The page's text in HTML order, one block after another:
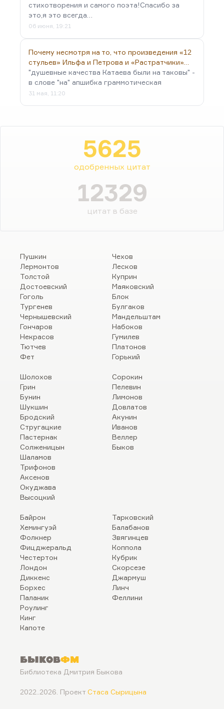
стихотворения и самого поэта!Спасибо за
это,я это всегда…
06 июня, 19:21
Почему несмотря на то, что произведения «12
стульев» Ильфа и Петрова и «Растратчики»…
"душевные качества Катаева были на таковы" -
в слове "на" апшибка граммотическая
31 мая, 11:20
5625
одобренных цитат
12329
цитат в базе
Пушкин
Лермонтов
Толстой
Достоевский
Гоголь
Тургенев
Чернышевский
Гончаров
Некрасов
Тютчев
Фет
Чехов
Лесков
Куприн
Маяковский
Блок
Булгаков
Мандельштам
Набоков
Гумилев
Платонов
Горький
Шолохов
Грин
Бунин
Шукшин
Бродский
Стругацкие
Пастернак
Солженицын
Шаламов
Трифонов
Аксенов
Окуджава
Высоцкий
Сорокин
Пелевин
Лимонов
Довлатов
Акунин
Иванов
Веллер
Быков
Байрон
Хемингуэй
Фолкнер
Фицджеральд
Честертон
Лондон
Диккенс
Борхес
Паланик
Роулинг
Кинг
Капоте
Тарковский
Балабанов
Звягинцев
Коппола
Кубрик
Скорсезе
Джармуш
Линч
Феллини
БыковФМ
Библиотека Дмитрия Быкова
2022..2026. Проект Стаса Сырицына